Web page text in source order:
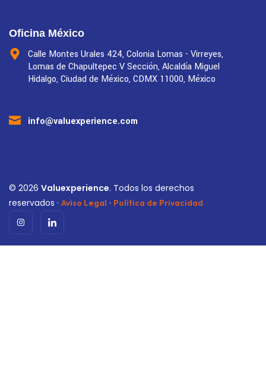
Oficina México
Calle Montes Urales 424, Colonia Lomas - Virreyes,
Lomas de Chapultepec V Sección, Alcaldía Miguel
Hidalgo, Ciudad de México, CDMX 11000, México
info@valuexperience.com
© 2026 Valuexperience. Todos los derechos
reservados · Aviso Legal · Política de Privacidad